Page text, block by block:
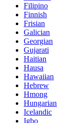
Filipino
Finnish
Frisian
Galician
Georgian
Gujarati
Haitian
Hausa
Hawaiian
Hebrew
Hmong
Hungarian
Icelandic
Igbo